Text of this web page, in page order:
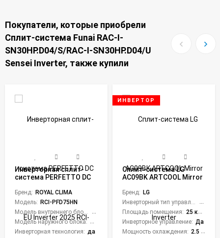
Покупатели, которые приобрели
Сплит-система Funai RAC-I-
SN30HP.D04/S/RAC-I-SN30HP.D04/U
Sensei Inverter, также купили
Инверторная сплит-
система PERFETTO DC
PFD75HN (комплект)
Бренд: ROYAL CLIMA
Модель: RCI-PFD75HN
Модель внутреннего блока:
RCI-PFD75HN/IN
Модель наружного блока: RCI-PFD75HN/OUT
Инверторная технология: да
ИНВЕРТОР
Сплит-система LG
AC09BK ARTCOOL Mirror
Бренд: LG
Инверторный тип управления:
Да
Площадь помещения: 25 кв. м.
Инверторное управление: Да
Мощность охлаждения: 2.5 кВт